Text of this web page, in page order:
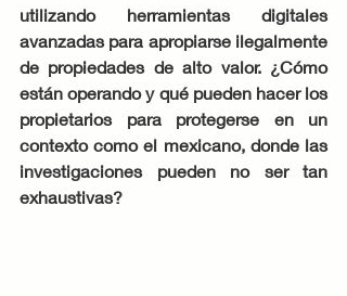
utilizando herramientas digitales
avanzadas para apropiarse ilegalmente
de propiedades de alto valor. ¿Cómo
están operando y qué pueden hacer los
propietarios para protegerse en un
contexto como el mexicano, donde las
investigaciones pueden no ser tan
exhaustivas?